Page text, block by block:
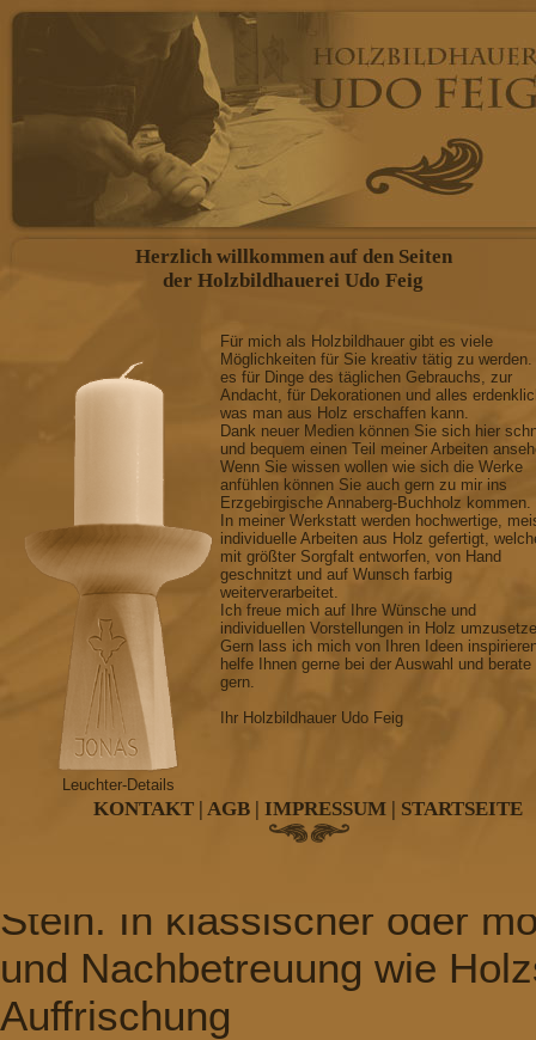
FIGÜRLICHE
individuelle Anfertigung
Engel, Bergmänner,
Figuren anderer Art als
GESCHNITZTE
mit oder ohne
anderer Art
RELIEFARBEITEN
Wappen, dekorativer
und anderen Mobiliar,
nach Ihren Wunsch
SAKRALE
Kreuz, Kruzifix, Krippen,
Konfirmationsleuchter,
GRABMALGESTALTUNG
Grabkreuze, Grabtafeln,
Stein. In klassischer oder
und Nachbetreuung wie
Auffrischung
Herzlich willkommen auf den Seiten
der Holzbildhauerei Udo Feig
Leuchter-Details
Für mich als Holzbildhauer gibt es viele
Möglichkeiten für Sie kreativ tätig zu
es für Dinge des täglichen Gebrauchs, zur
Andacht, für Dekorationen und alles
was man aus Holz erschaffen kann.
Dank neuer Medien können Sie sich hier
und bequem einen Teil meiner Arbeiten
Wenn Sie wissen wollen wie sich die Werke
anfühlen können Sie auch gern zu mir ins
Erzgebirgische Annaberg-Buchholz kommen.
In meiner Werkstatt werden hochwertige,
individuelle Arbeiten aus Holz gefertigt,
mit größter Sorgfalt entworfen, von Hand
geschnitzt und auf Wunsch farbig
weiterverarbeitet.
Ich freue mich auf Ihre Wünsche und
individuellen Vorstellungen in Holz
Gern lass ich mich von Ihren Ideen
helfe Ihnen gerne bei der Auswahl und berate
gern.
Ihr Holzbildhauer Udo Feig
KONTAKT | AGB | IMPRESSUM | STARTSEITE